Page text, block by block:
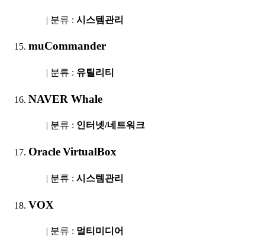
| 분류 : 시스템관리
muCommander
| 분류 : 유틸리티
NAVER Whale
| 분류 : 인터넷/네트워크
Oracle VirtualBox
| 분류 : 시스템관리
VOX
| 분류 : 멀티미디어